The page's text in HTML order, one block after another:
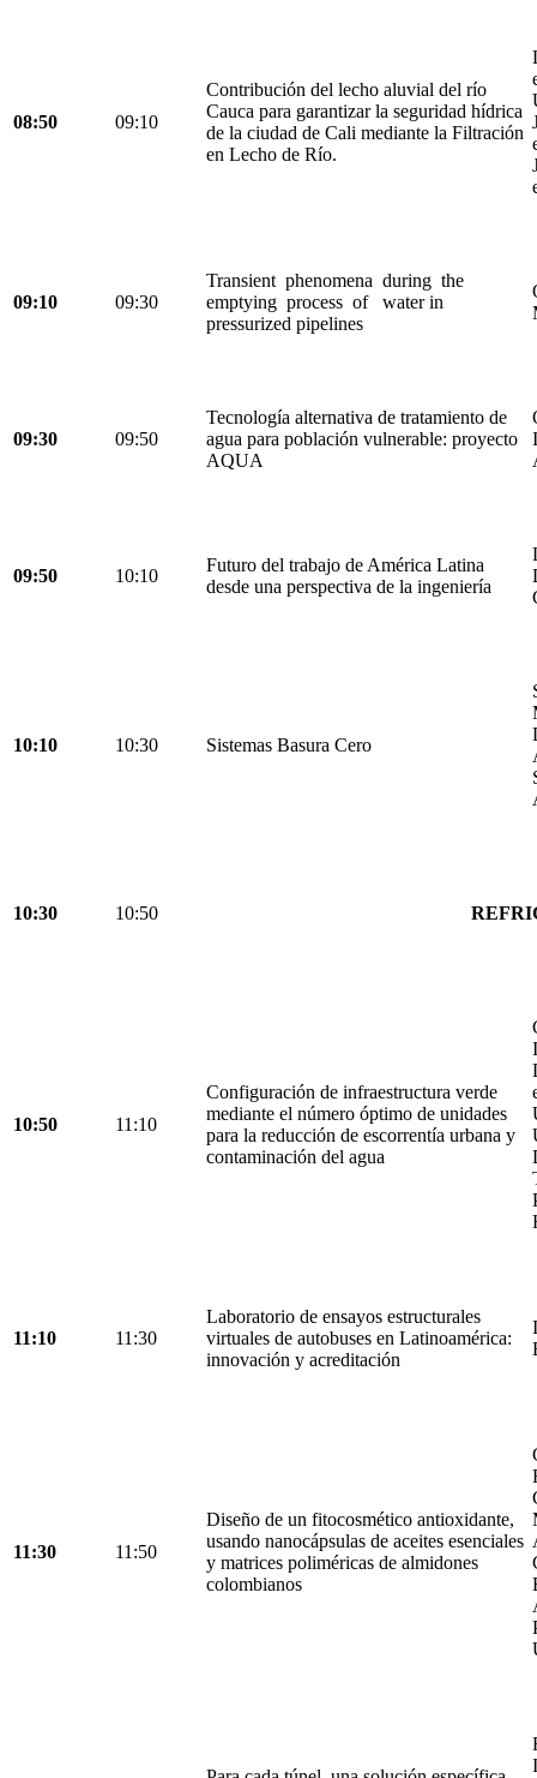
08:50 09:10
Contribución del lecho aluvial del río
Cauca para garantizar la seguridad hídrica
de la ciudad de Cali mediante la Filtración
en Lecho de Río.
09:10 09:30
Transient phenomena during the
emptying process of water in
pressurized pipelines
09:30 09:50
Tecnología alternativa de tratamiento de
agua para población vulnerable: proyecto
AQUA
09:50 10:10
Futuro del trabajo de América Latina
desde una perspectiva de la ingeniería
10:10 10:30 Sistemas Basura Cero
10:30 10:50
10:50 11:10
Configuración de infraestructura verde
mediante el número óptimo de unidades
para la reducción de escorrentía urbana y
contaminación del agua
11:10 11:30
Laboratorio de ensayos estructurales
virtuales de autobuses en Latinoamérica:
innovación y acreditación
11:30 11:50
Diseño de un fitocosmético antioxidante,
usando nanocápsulas de aceites esenciales
y matrices poliméricas de almidones
colombianos